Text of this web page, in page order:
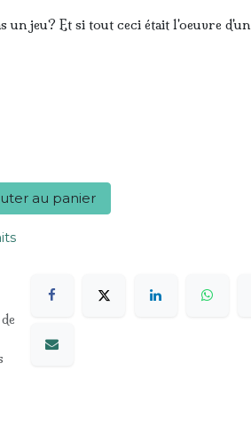
un jeu? Et si tout ceci était l'oeuvre d'un
au panier